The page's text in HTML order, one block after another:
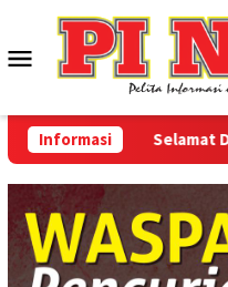
konten
Menu
Mobile
Informasi Selamat